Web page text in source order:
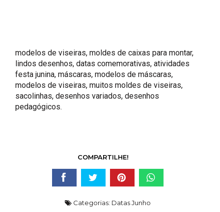
modelos de viseiras, moldes de caixas para montar,
lindos desenhos, datas comemorativas, atividades
festa junina, máscaras, modelos de máscaras,
modelos de viseiras, muitos moldes de viseiras,
sacolinhas, desenhos variados, desenhos
pedagógicos.
COMPARTILHE!
Categorias: Datas Junho